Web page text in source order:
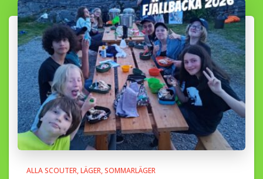
ALLA SCOUTER LÄGER SOMMARLÄGER